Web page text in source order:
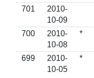
701
2010-
10-09
700
2010-
10-08
*
699
2010-
10-05
*